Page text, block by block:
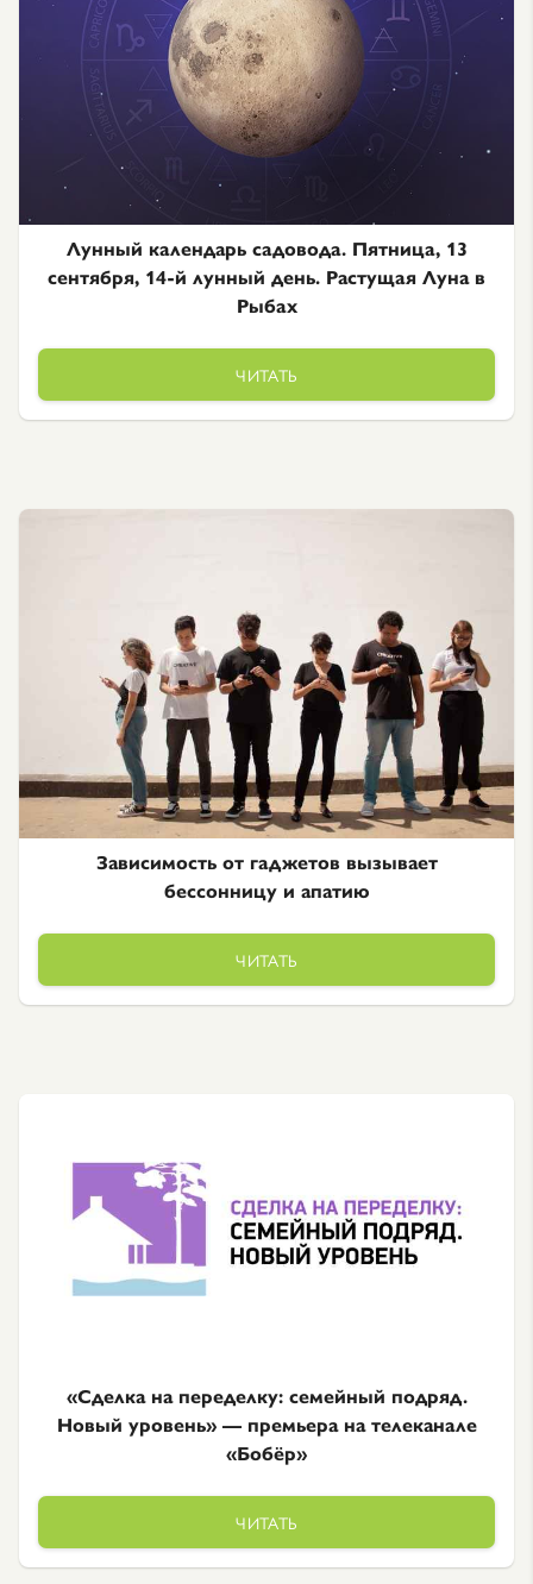
Лунный календарь садовода. Пятница, 13
сентября, 14-й лунный день. Растущая Луна в
Рыбах
ЧИТАТЬ
Зависимость от гаджетов вызывает
бессонницу и апатию
ЧИТАТЬ
«Сделка на переделку: семейный подряд.
Новый уровень» — премьера на телеканале
«Бобёр»
ЧИТАТЬ